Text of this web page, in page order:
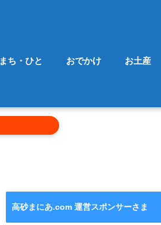
まち・ひと おでかけ お土産
高砂まにあ.com 運営スポンサーさま